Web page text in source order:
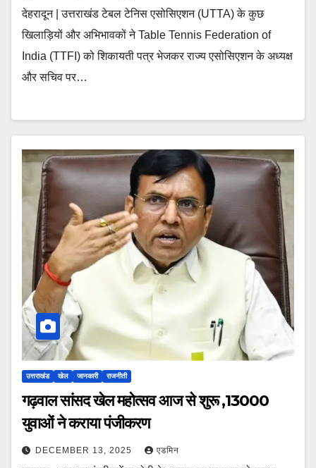
देहरादून | उत्तराखंड टेबल टेनिस एसोसिएशन (UTTA) के कुछ
खिलाड़ियों और अभिभावकों ने Table Tennis Federation of
India (TTFI) को शिकायती पत्र भेजकर राज्य एसोसिएशन के अध्यक्ष
और सचिव पर…
उत्तराखंड खेल जानकारी राजनीती
गढ़वाल सांसद खेल महोत्सव आज से शुरू ,13000
युवाओं ने कराया पंजीकरण
DECEMBER 13, 2025 एडमिन